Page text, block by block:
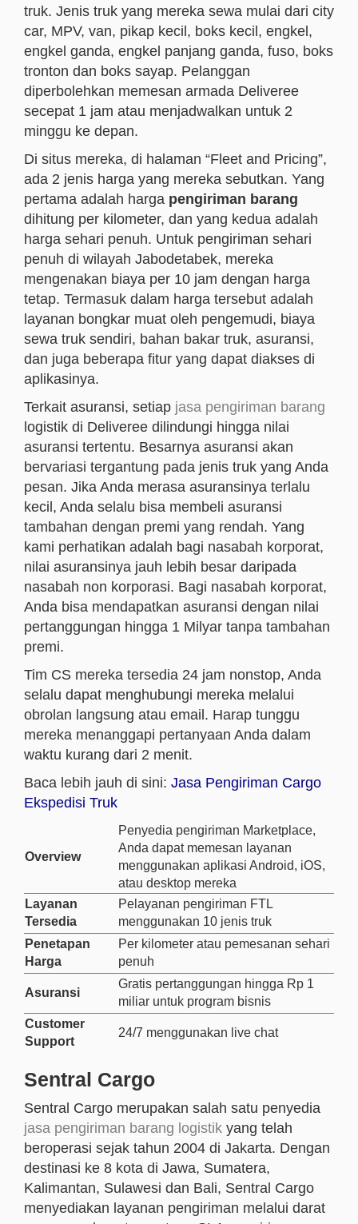
truk. Jenis truk yang mereka sewa mulai dari city
car, MPV, van, pikap kecil, boks kecil, engkel,
engkel ganda, engkel panjang ganda, fuso, boks
tronton dan boks sayap. Pelanggan
diperbolehkan memesan armada Deliveree
secepat 1 jam atau menjadwalkan untuk 2
minggu ke depan.
Di situs mereka, di halaman “Fleet and Pricing”,
ada 2 jenis harga yang mereka sebutkan. Yang
pertama adalah harga pengiriman barang
dihitung per kilometer, dan yang kedua adalah
harga sehari penuh. Untuk pengiriman sehari
penuh di wilayah Jabodetabek, mereka
mengenakan biaya per 10 jam dengan harga
tetap. Termasuk dalam harga tersebut adalah
layanan bongkar muat oleh pengemudi, biaya
sewa truk sendiri, bahan bakar truk, asuransi,
dan juga beberapa fitur yang dapat diakses di
aplikasinya.
Terkait asuransi, setiap jasa pengiriman barang
logistik di Deliveree dilindungi hingga nilai
asuransi tertentu. Besarnya asuransi akan
bervariasi tergantung pada jenis truk yang Anda
pesan. Jika Anda merasa asuransinya terlalu
kecil, Anda selalu bisa membeli asuransi
tambahan dengan premi yang rendah. Yang
kami perhatikan adalah bagi nasabah korporat,
nilai asuransinya jauh lebih besar daripada
nasabah non korporasi. Bagi nasabah korporat,
Anda bisa mendapatkan asuransi dengan nilai
pertanggungan hingga 1 Milyar tanpa tambahan
premi.
Tim CS mereka tersedia 24 jam nonstop, Anda
selalu dapat menghubungi mereka melalui
obrolan langsung atau email. Harap tunggu
mereka menanggapi pertanyaan Anda dalam
waktu kurang dari 2 menit.
Baca lebih jauh di sini: Jasa Pengiriman Cargo
Ekspedisi Truk
Overview
Penyedia pengiriman Marketplace,
Anda dapat memesan layanan
menggunakan aplikasi Android, iOS,
atau desktop mereka
Layanan
Tersedia
Pelayanan pengiriman FTL
menggunakan 10 jenis truk
Penetapan
Harga
Per kilometer atau pemesanan sehari
penuh
Asuransi
Gratis pertanggungan hingga Rp 1
miliar untuk program bisnis
Customer
Support
24/7 menggunakan live chat
Sentral Cargo
Sentral Cargo merupakan salah satu penyedia
jasa pengiriman barang logistik yang telah
beroperasi sejak tahun 2004 di Jakarta. Dengan
destinasi ke 8 kota di Jawa, Sumatera,
Kalimantan, Sulawesi dan Bali, Sentral Cargo
menyediakan layanan pengiriman melalui darat